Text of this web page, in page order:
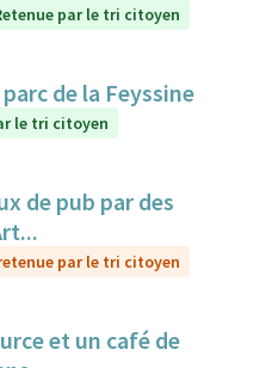
par le tri citoyen
de la Feyssine
le tri citoyen
de pub par des
par le tri citoyen
et un café de